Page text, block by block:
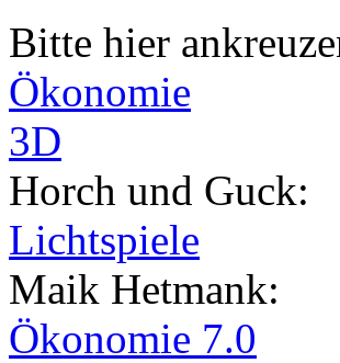
Bitte hier
Ökonomie
3D
Horch und Guck:
Lichtspiele
Maik Hetmank:
Ökonomie 7.0